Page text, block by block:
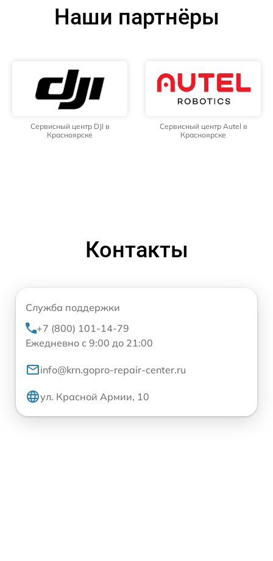
Наши партнёры
Сервисный центр DJI в
Красноярске
Сервисный центр Autel в
Красноярске
Контакты
Служба поддержки
+7 (800) 101-14-79
Ежедневно с 9:00 до 21:00
info@krn.gopro-repair-center.ru
ул. Красной Армии, 10